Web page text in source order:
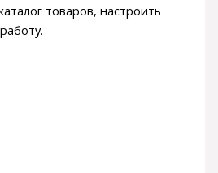
товаров, настроить